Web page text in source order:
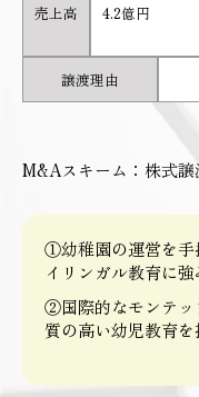
売上高 4.2億円
譲渡理由
M&Aスキーム：株式譲
①幼稚園の運営を手
イリンガル教育に強
②国際的なモンテッ
質の高い幼児教育を